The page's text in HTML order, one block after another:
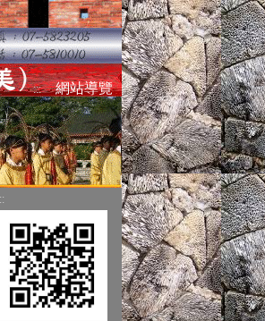
::: 網站導覽
~舊城粉絲團~
空氣品質監測站
圓夢助學網
遊戲軟體分級制